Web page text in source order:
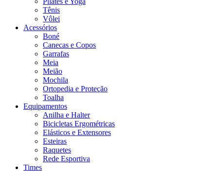
Tênis
Vôlei
Acessórios
Boné
Canecas e Copos
Garrafas
Meia
Meião
Mochila
Ortopedia e Proteção
Toalha
Equipamentos
Anilha e Halter
Bicicletas Ergométricas
Elásticos e Extensores
Esteiras
Raquetes
Rede Esportiva
Times